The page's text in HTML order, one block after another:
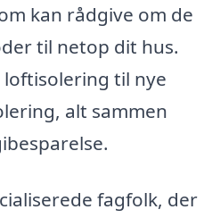
kan rådgive om de
til netop dit hus.
til nye
alt sammen
fagfolk, der